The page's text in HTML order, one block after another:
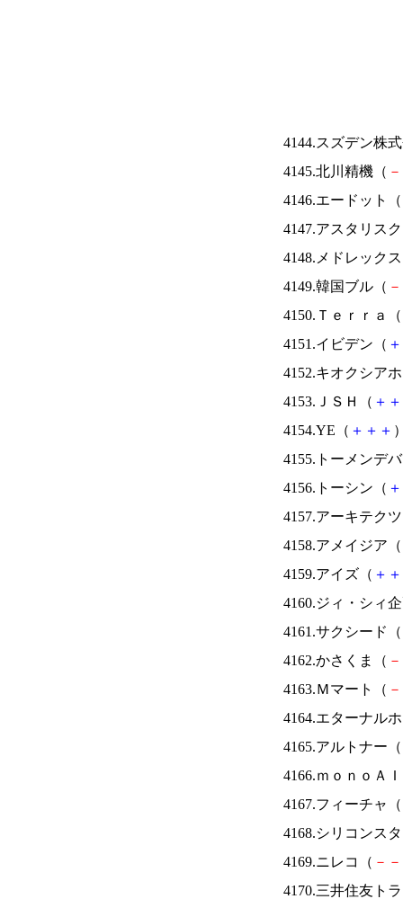
4144.スズデン株
4145.北川精機（ －
4146.エードット（
4147.アスタリス
4148.メドレック
4149.韓国ブル（ －
4150.Ｔｅｒｒａ（
4151.イビデン（ ＋
4152.キオクシア
4153.ＪＳＨ（ ＋ ＋
4154.YE（ ＋ ＋ ＋
4155.トーメンデ
4156.トーシン（ ＋
4157.アーキテク
4158.アメイジア（
4159.アイズ（ ＋ ＋
4160.ジィ・シィ
4161.サクシード（
4162.かさくま（ －
4163.Ｍマート（ －
4164.エターナル
4165.アルトナー（
4166.ｍｏｎｏＡ
4167.フィーチャ（
4168.シリコンス
4169.ニレコ（ － －
4170.三井住友ト